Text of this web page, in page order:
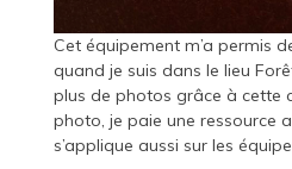
Cet équipement m’a permis
quand je suis dans le lieu
plus de photos grâce à cette
photo, je paie une ressource
s’applique aussi sur les